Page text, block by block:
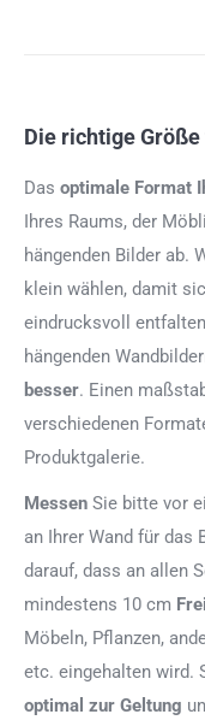
Die richtige
Das optimale Format
Ihres Raums, der
hängenden Bilder ab.
klein wählen, damit
eindrucksvoll
hängenden
besser. Einen
verschiedenen
Produktgalerie.
Messen Sie bitte vor
an Ihrer Wand für das
darauf, dass an allen
mindestens 10 cm
Möbeln, Pflanzen,
etc. eingehalten wird.
optimal zur Geltung